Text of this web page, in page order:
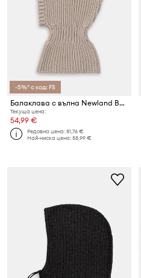
-5%* с код: FS
Балаклава с вълна Newland BALACLAVA CAP
Текуща цена:
54,99 €
Редовна цена:81,76 €
Най-ниска цена:58,99 €